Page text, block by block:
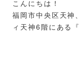
こんにちは！
福岡市中央区天神
ィ天神6階にある
歯の痛みは、日常